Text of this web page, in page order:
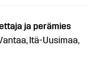
ja perämies
Itä-Uusimaa,